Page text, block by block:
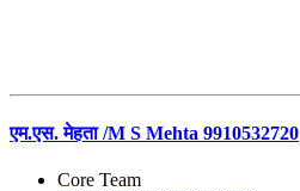
एम.एस. मेहता /M S Mehta 9910532720
Core Team